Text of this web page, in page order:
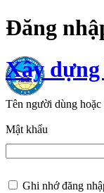
Đăng
Xây dựng
Tên người dùng hoặc
Mật khẩu
Ghi nhớ đăng